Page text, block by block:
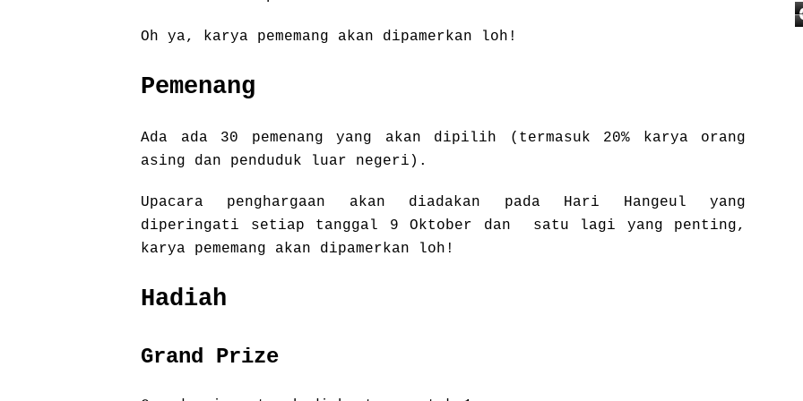
Oh ya, karya pememang akan dipamerkan loh!
Pemenang
Ada ada 30 pemenang yang akan dipilih (termasuk 20% karya orang
asing dan penduduk luar negeri).
Upacara penghargaan akan diadakan pada Hari Hangeul yang
diperingati setiap tanggal 9 Oktober dan satu lagi yang penting,
karya pememang akan dipamerkan loh!
Hadiah
Grand Prize